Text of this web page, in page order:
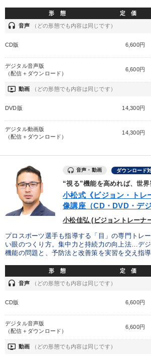
形 態 定 価
headset 音声 （どの形態でも内容は同じです）
CD版 6,600円
デジタル音声版
（配信＋ダウンロード）
6,600円
ondemand_video 動画 （どの形態でも内容は同じです）
DVD版 14,300円
デジタル動画版
（配信＋ダウンロード）
14,300円
音声・動画 ダウンロード
“視る”機能を高めれば、世界
小松式《ビジョン・トレ
像講座（CD・DVD・デ
小松佳弘 (ビジョントレーナ
プロスポーツ選手も指導する「目」の専門トレ
い眼のつくり方。集中力と持続力の向上法…デ
機能の問題と、予防法と改善策を実習を交え指
形 態 定 価
headset 音声 （どの形態でも内容は同じです）
CD版 6,600円
デジタル音声版
（配信＋ダウンロード）
6,600円
ondemand_video 動画 （どの形態でも内容は同じです）